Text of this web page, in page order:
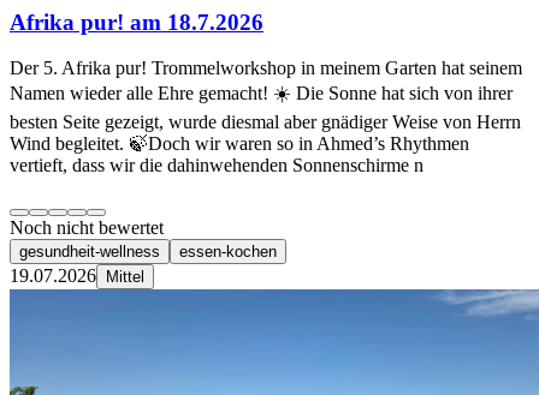
Afrika pur! am 18.7.2026
Der 5. Afrika pur! Trommelworkshop in meinem Garten hat seinem
Namen wieder alle Ehre gemacht! ☀️ Die Sonne hat sich von ihrer
besten Seite gezeigt, wurde diesmal aber gnädiger Weise von Herrn
Wind begleitet. 🍃Doch wir waren so in Ahmed’s Rhythmen
vertieft, dass wir die dahinwehenden Sonnenschirme n
Noch nicht bewertet
gesundheit-wellness essen-kochen
19.07.2026 Mittel